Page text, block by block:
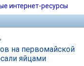
интернет-ресурсы
на первомайской
яйцами